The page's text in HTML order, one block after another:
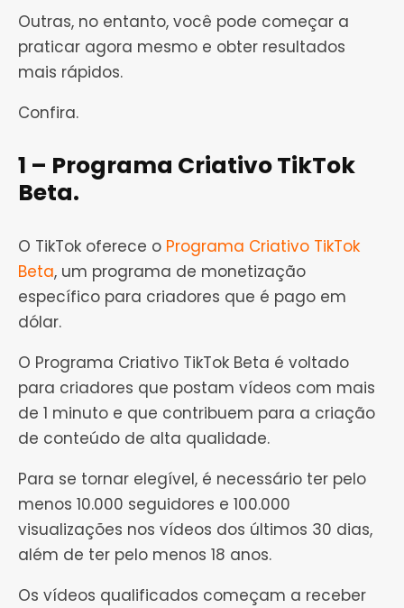
Outras, no entanto, você pode começar a
praticar agora mesmo e obter resultados
mais rápidos.
Confira.
1 – Programa Criativo TikTok
Beta.
O TikTok oferece o Programa Criativo TikTok
Beta, um programa de monetização
específico para criadores que é pago em
dólar.
O Programa Criativo TikTok Beta é voltado
para criadores que postam vídeos com mais
de 1 minuto e que contribuem para a criação
de conteúdo de alta qualidade.
Para se tornar elegível, é necessário ter pelo
menos 10.000 seguidores e 100.000
visualizações nos vídeos dos últimos 30 dias,
além de ter pelo menos 18 anos.
Os vídeos qualificados começam a receber